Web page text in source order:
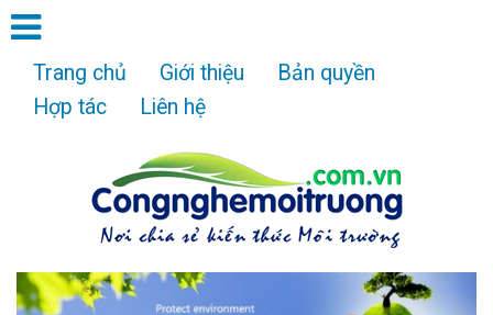
Trang chủ Giới thiệu
Bản quyền
Hợp tác
Liên hệ